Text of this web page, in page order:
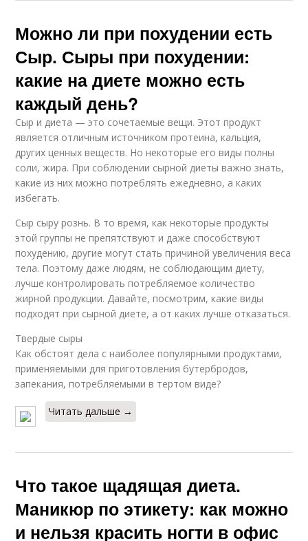
Можно ли при похудении есть
Сыр. Сыры при похудении:
какие на диете можно есть
каждый день?
Сыр и диета — это сочетаемые вещи. Этот продукт
является отличным источником протеина, кальция,
других ценных веществ. Но некоторые его виды полны
соли, жира. При соблюдении сырной диеты важно знать,
какие из них можно потреблять ежедневно, а каких
избегать.
Сыр сыру рознь. В то время, как некоторые продукты
этой группы не препятствуют и даже способствуют
похудению, другие могут стать причиной увеличения веса
тела. Поэтому даже людям, не соблюдающим диету,
лучше контролировать потребляемое количество
жирной продукции. Давайте, посмотрим, какие виды
подходят при сырной диете, а от каких лучше отказаться.
Твердые сыры
Как обстоят дела с наиболее популярными продуктами,
применяемыми для приготовления бутербродов,
запекания, потребляемыми в тертом виде?
Читать дальше →
Что такое щадящая диета.
Маникюр по этикету: как можно
и нельзя красить ногти в офис